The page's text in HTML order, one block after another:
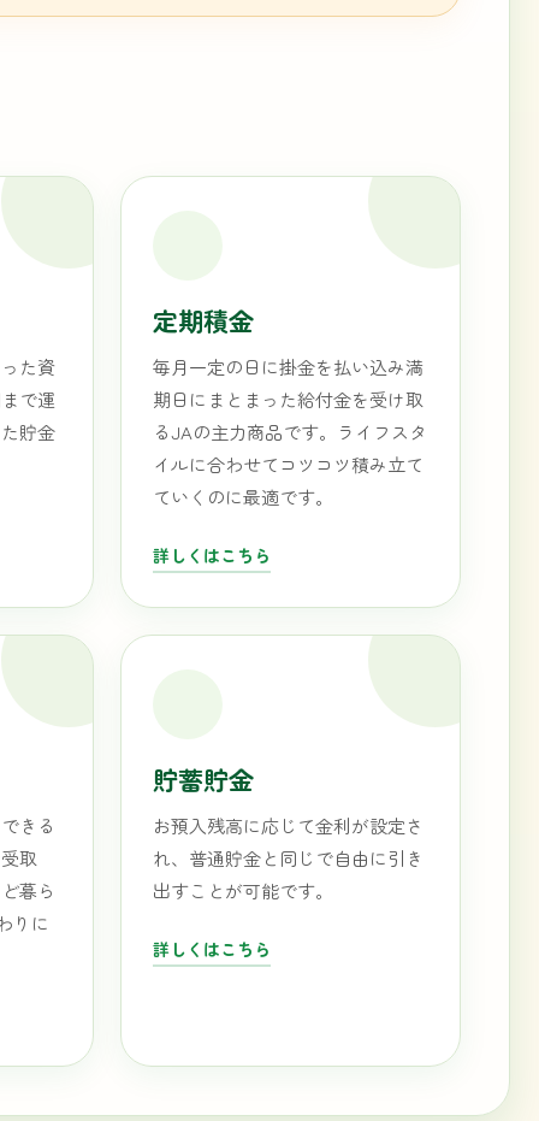
た資
で運
貯金
定期積金
毎月一定の日に掛金を払い込み満
期日にまとまった給付金を受け取
るJAの主力商品です。ライフスタ
イルに合わせてコツコツ積み立て
ていくのに最適です。
詳しくはこちら
きる
取
暮ら
りに
貯蓄貯金
お預入残高に応じて金利が設定さ
れ、普通貯金と同じで自由に引き
出すことが可能です。
詳しくはこちら